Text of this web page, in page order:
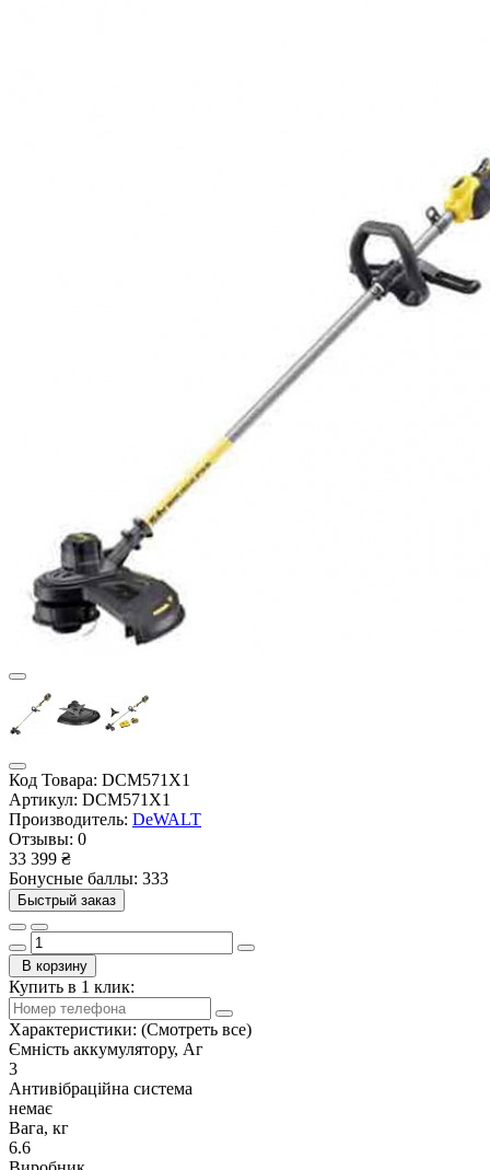
Код Товара: DCM571X1
Артикул: DCM571X1
Производитель: DeWALT
Отзывы: 0
33 399 ₴
Бонусные баллы: 333
Быстрый заказ
В корзину
Купить в 1 клик:
Характеристики: (Смотреть все)
Ємність аккумулятору, Аг
3
Антивібраційна система
немає
Вага, кг
6.6